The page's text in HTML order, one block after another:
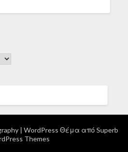
| WordPress Θέμα από Superb
Themes